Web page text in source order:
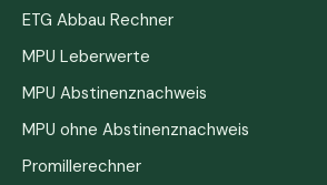
ETG Abbau Rechner
MPU Leberwerte
MPU Abstinenznachweis
MPU ohne Abstinenznachweis
Promillerechner